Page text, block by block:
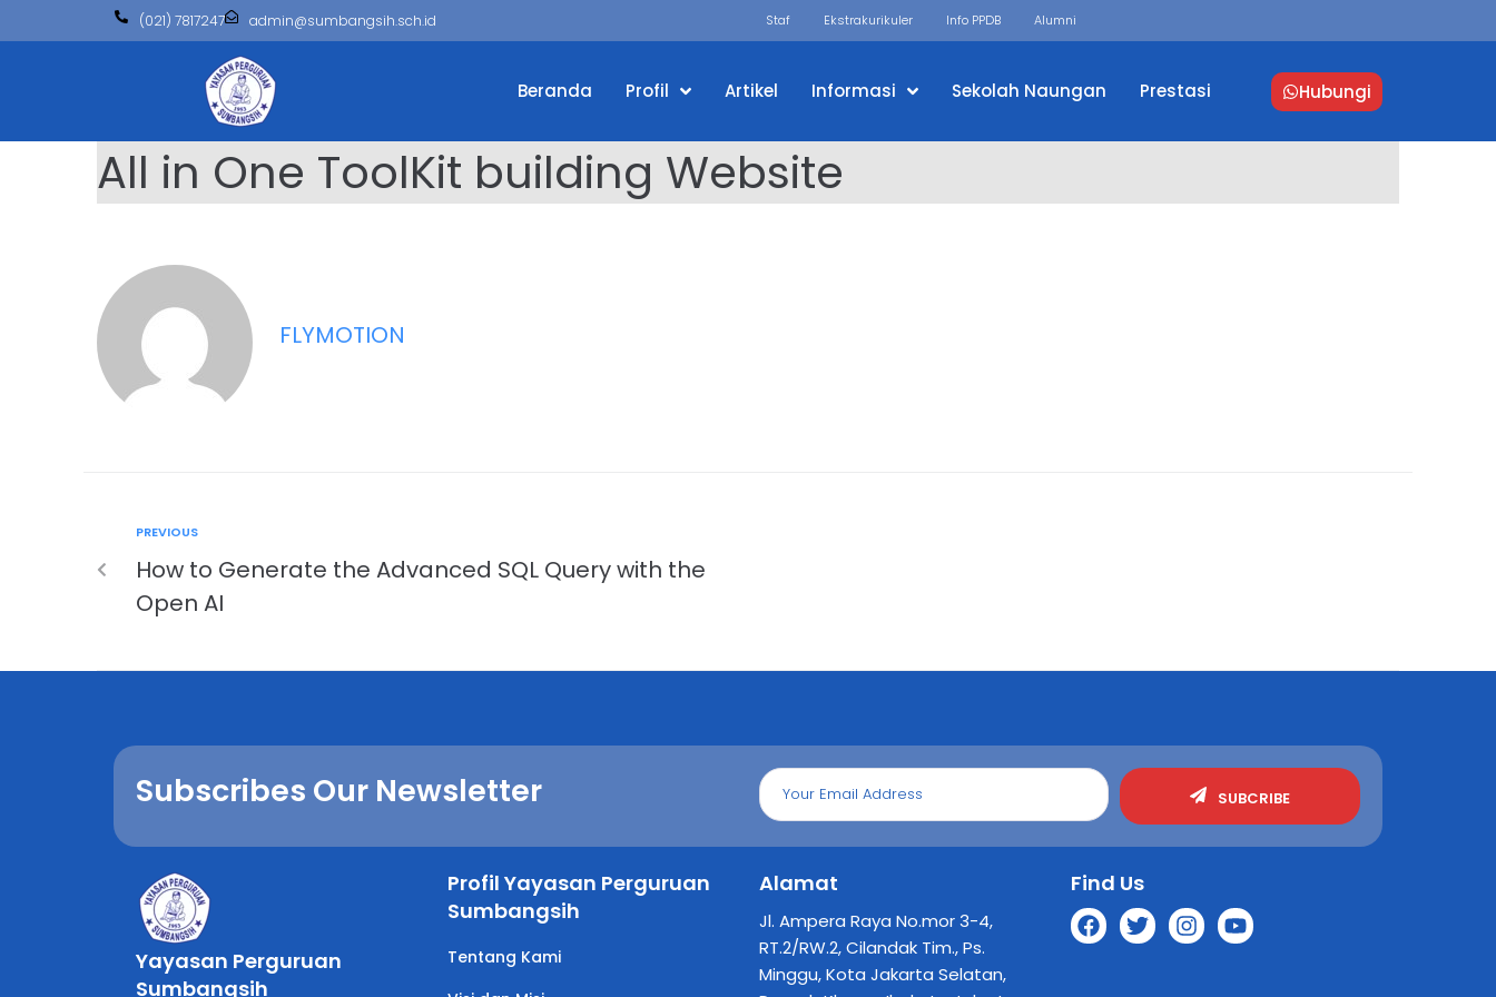
(021) 7817247 admin@sumbangsih.sch.id Staf Ekstrakurikuler Info PPDB Alumni
Beranda Profil Artikel Informasi Sekolah Naungan Prestasi Hubungi
All in One ToolKit building Website
FLYMOTION
PREVIOUS
How to Generate the Advanced SQL Query with the
Open AI
Subscribes Our Newsletter SUBCRIBE
Yayasan Perguruan
Sumbangsih
Profil Yayasan Perguruan
Sumbangsih
Tentang Kami
Alamat
Jl. Ampera Raya No.mor 3-4,
RT.2/RW.2, Cilandak Tim., Ps.
Minggu, Kota Jakarta Selatan,
Find Us